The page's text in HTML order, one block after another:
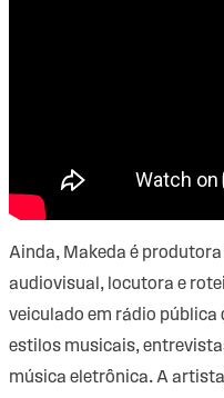
Ainda, Makeda é
audiovisual, locutora e
veiculado em rádio
estilos musicais,
música eletrônica. A